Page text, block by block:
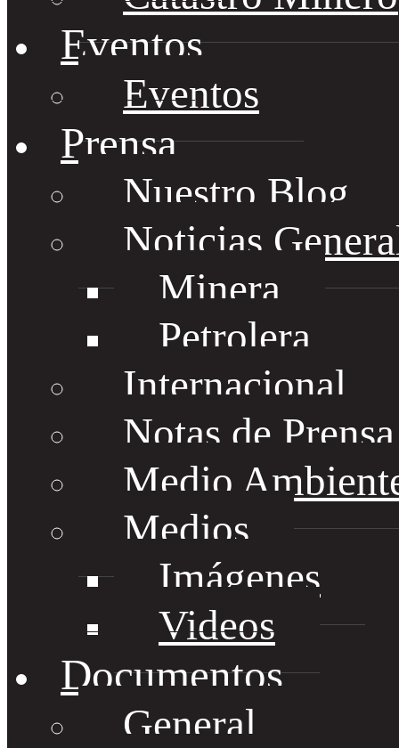
Eventos
Eventos
Prensa
Nuestro Blog
Noticias
Minera
Petrolera
Internacional
Notas de
Medio
Medios
Imágenes
Videos
Documentos
General